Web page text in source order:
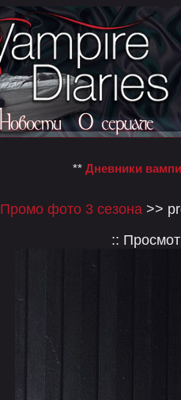
** Дневники
Промо фото 3 сезона >>
::